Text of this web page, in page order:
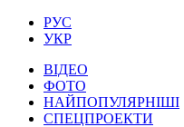
РУС
УКР
ВІДЕО
ФОТО
НАЙПОПУЛЯРНІШІ
СПЕЦПРОЕКТИ